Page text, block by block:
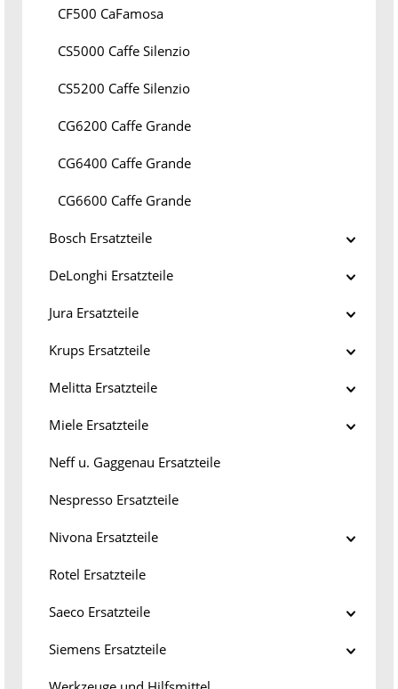
CF500 CaFamosa
CS5000 Caffe Silenzio
CS5200 Caffe Silenzio
CG6200 Caffe Grande
CG6400 Caffe Grande
CG6600 Caffe Grande
Bosch Ersatzteile
DeLonghi Ersatzteile
Jura Ersatzteile
Krups Ersatzteile
Melitta Ersatzteile
Miele Ersatzteile
Neff u. Gaggenau Ersatzteile
Nespresso Ersatzteile
Nivona Ersatzteile
Rotel Ersatzteile
Saeco Ersatzteile
Siemens Ersatzteile